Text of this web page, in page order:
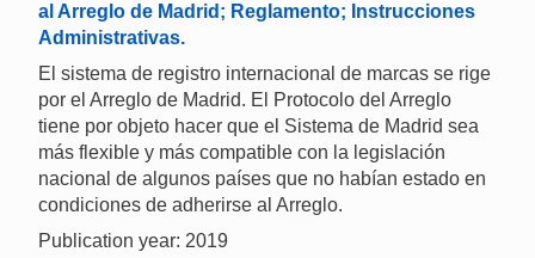
al Arreglo de Madrid; Reglamento; Instrucciones
Administrativas.
El sistema de registro internacional de marcas se rige
por el Arreglo de Madrid. El Protocolo del Arreglo
tiene por objeto hacer que el Sistema de Madrid sea
más flexible y más compatible con la legislación
nacional de algunos países que no habían estado en
condiciones de adherirse al Arreglo.
Publication year: 2019